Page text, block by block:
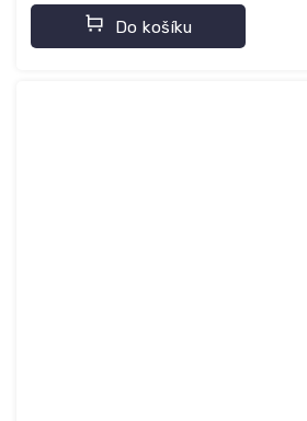
Do košíku